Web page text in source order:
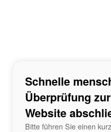
Schnelle
Überprüfung
Website
Bitte führen Sie einen